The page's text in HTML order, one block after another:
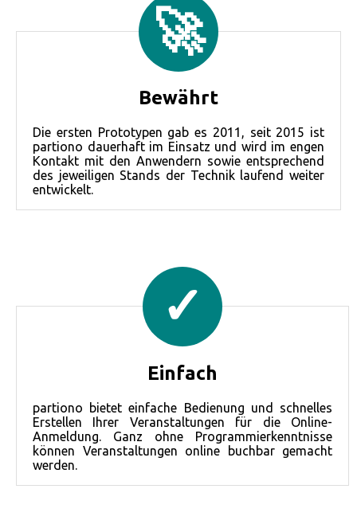
🚀
Bewährt
Die ersten Prototypen gab es 2011, seit 2015 ist
partiono dauerhaft im Einsatz und wird im engen
Kontakt mit den Anwendern sowie entsprechend
des jeweiligen Stands der Technik laufend weiter
entwickelt.
✓
Einfach
partiono bietet einfache Bedienung und schnelles
Erstellen Ihrer Veranstaltungen für die Online-
Anmeldung. Ganz ohne Programmierkenntnisse
können Veranstaltungen online buchbar gemacht
werden.